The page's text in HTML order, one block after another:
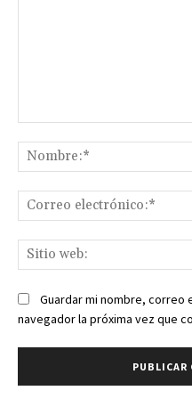
Guardar mi nombre,
navegador la próxima vez que